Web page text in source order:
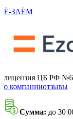
Ё-ЗАЁМ
лицензия ЦБ РФ
о компанииотзывы
Сумма: до 30